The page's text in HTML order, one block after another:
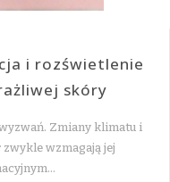
i rozświetlenie
skóry
Zmiany klimatu i
wzmagają jej